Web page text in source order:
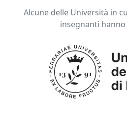
Alcune delle Università in
insegnanti